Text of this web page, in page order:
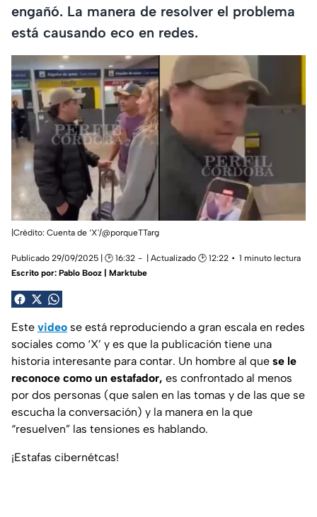
engañó. La manera de resolver el problema
está causando eco en redes.
|Crédito: Cuenta de ‘X'/@porqueTTarg
Publicado 29/09/2025 | 🕑 16:32 | Actualizado 🕑 12:22
1 minuto lectura
Escrito por: Pablo Booz | Marktube
Este video se está reproduciendo a gran escala en redes
sociales como ‘X’ y es que la publicación tiene una
historia interesante para contar. Un hombre al que se le
reconoce como un estafador, es confrontado al menos
por dos personas (que salen en las tomas y de las que se
escucha la conversación) y la manera en la que
“resuelven” las tensiones es hablando.
¡Estafas cibernétcas!